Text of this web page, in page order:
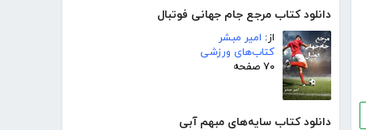
دانلود کتاب مرجع جام جهانی فوتبال
از: امیر مبشر
کتاب‌های ورزشی
۷۰ صفحه
دانلود کتاب سایه‌های مبهم آبی